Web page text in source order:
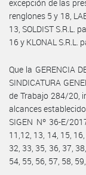
excepción de las
renglones 5 y 18,
13, SOLDIST S.R.L.
16 y KLONAL S.R.L.
Que la GERENCIA
SINDICATURA
de Trabajo 284/20,
alcances
SIGEN Nº 36-E/
11,12, 13, 14, 15,
32, 33, 35, 36, 37,
54, 55, 56, 57, 58,